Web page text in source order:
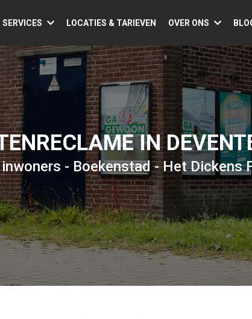
SERVICES LOCATIES & TARIEVEN OVER ONS
IN
- Boekenstad - Het Dickens